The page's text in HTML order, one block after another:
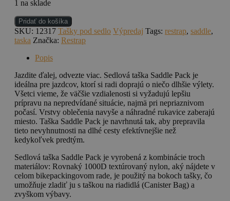
1 na sklade
množstvo
RESTRAP
Saddle
Olive
Pridať do košíka
SKU: 12317 Tašky pod sedlo Výpredaj Tags: restrap, saddle,
taska Značka: Restrap
Popis
Jazdite ďalej, odvezte viac. Sedlová taška Saddle Pack je
ideálna pre jazdcov, ktorí si radi doprajú o niečo dlhšie výlety.
Všetci vieme, že väčšie vzdialenosti si vyžadujú lepšiu
prípravu na nepredvídané situácie, najmä pri nepriaznivom
počasí. Vrstvy oblečenia navyše a náhradné rukavice zaberajú
miesto. Taška Saddle Pack je navrhnutá tak, aby prepravila
tieto nevyhnutnosti na dlhé cesty efektívnejšie než
kedykoľvek predtým.
Sedlová taška Saddle Pack je vyrobená z kombinácie troch
materiálov: Rovnaký 1000D textúrovaný nylon, aký nájdete v
celom bikepackingovom rade, je použitý na bokoch tašky, čo
umožňuje zladiť ju s taškou na riadidlá (Canister Bag) a
zvyškom výbavy.